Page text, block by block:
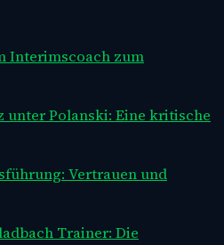
Interimscoach zum
unter Polanski: Eine kritische
Vertrauen und
Trainer: Die